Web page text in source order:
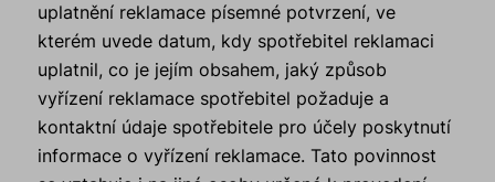
uplatnění reklamace písemné potvrzení, ve
kterém uvede datum, kdy spotřebitel reklamaci
uplatnil, co je jejím obsahem, jaký způsob
vyřízení reklamace spotřebitel požaduje a
kontaktní údaje spotřebitele pro účely poskytnutí
informace o vyřízení reklamace. Tato povinnost